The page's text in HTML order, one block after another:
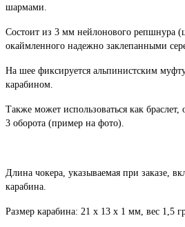
шармами.
Состоит из 3 мм нейлонового репшнура
окаймленного надежно заклепанными
На шее фиксируется альпинистским
карабином.
Также может использоваться как браслет,
3 оборота (пример на фото).
Длина чокера, указываемая при заказе,
карабина.
Размер карабина: 21 x 13 x 1 мм, вес 1,5